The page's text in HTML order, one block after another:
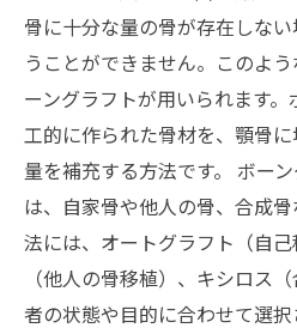
骨に十分な量の骨が存在しな
うことができません。このよ
ーングラフトが用いられます
工的に作られた骨材を、顎骨
量を補充する方法です。 ボー
は、自家骨や他人の骨、合成
法には、オートグラフト（自
（他人の骨移植）、キシロス
者の状態や目的に合わせて選